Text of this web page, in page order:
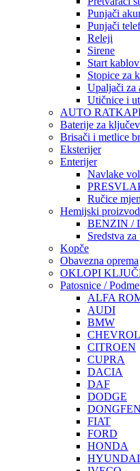
Punjači
Punjači
Releji
Sirene
Start
Stopice za
Upaljači za
Utičnice i
AUTO
Baterije za
Brisači i metlice
Eksterijer
Enterijer
Navlake
Ručice
Hemijski
BENZIN /
Sredstva
Kopče
Obavezna oprema
OKLOPI
Patosnice /
ALFA
AUDI
BMW
CITROEN
CUPRA
DACIA
DAF
DODGE
FIAT
FORD
HONDA
HYUNDAI